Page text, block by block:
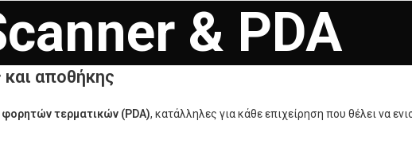
& PDA
και αποθήκης
τερματικών (PDA), κατάλληλες για κάθε επιχείρηση που θέλει να